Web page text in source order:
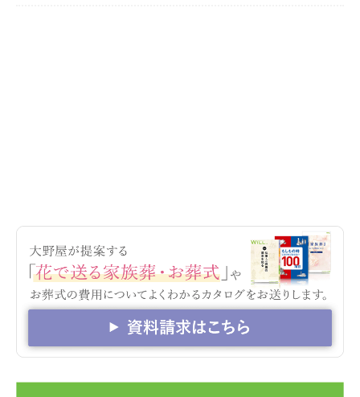
上宮寺会館 地図（Google Map）